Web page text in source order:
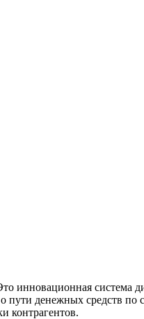
инновационная система
денежных средств по
контрагентов.